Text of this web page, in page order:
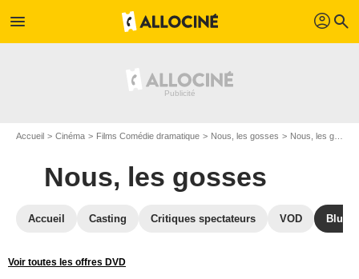
menu profil search
Accueil Cinéma Films Comédie dramatique Nous, les gosses Nous, les gosses en DVD
Nous, les gosses
Accueil Casting Critiques spectateurs VOD Blu-
Voir toutes les offres DVD